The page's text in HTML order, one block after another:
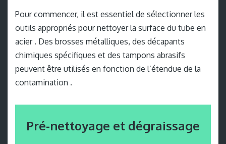
Pour commencer, il est essentiel de sélectionner les
outils appropriés pour nettoyer la surface du tube en
acier . Des brosses métalliques, des décapants
chimiques spécifiques et des tampons abrasifs
peuvent être utilisés en fonction de l’étendue de la
contamination .
Pré-nettoyage et dégraissage